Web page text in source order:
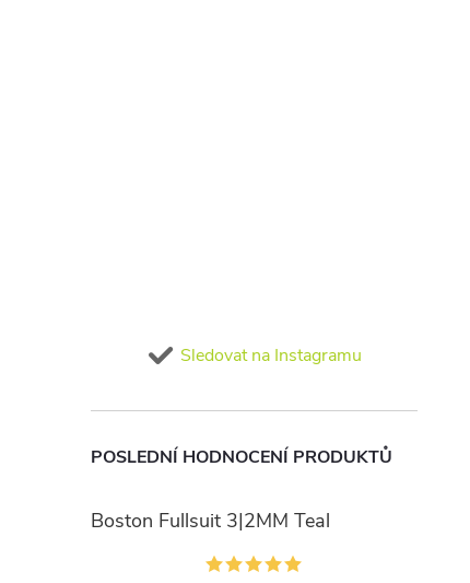
Sledovat na Instagramu
POSLEDNÍ HODNOCENÍ PRODUKTŮ
Boston Fullsuit 3|2MM Teal